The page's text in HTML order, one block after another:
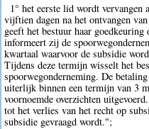
1° het eerste lid wordt
vijftien dagen na het ontvangen
geeft het bestuur haar
informeert zij de
kwartaal waarvoor de subsidie
Tijdens deze termijn wisselt het
spoorwegonderneming. De
uiterlijk binnen een termijn van 3
voornoemde overzichten
tot het verlies van het recht op
subsidie gevraagd wordt.";